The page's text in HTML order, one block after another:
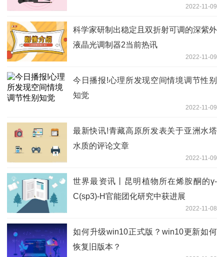
2022-11-09
科学家研制出稳定且双折射可调的深紫外
液晶光调制器2当前热讯
2022-11-09
今日播报!心理所发现空间情境调节性别
知觉
2022-11-09
最新快讯!青藏高原所发表关于亚洲水塔
水质的评论文章
2022-11-09
世界最资讯丨昆明植物所在烯胺酮的γ-
C(sp3)-H官能团化研究中获进展
2022-11-08
如何升级win10正式版？win10更新如何
恢复旧版本？